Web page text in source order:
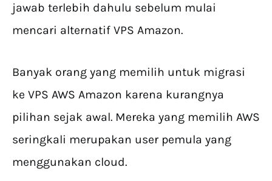
jawab terlebih dahulu sebelum mulai
mencari alternatif VPS Amazon.
Banyak orang yang memilih untuk migrasi
ke VPS AWS Amazon karena kurangnya
pilihan sejak awal. Mereka yang memilih AWS
seringkali merupakan user pemula yang
menggunakan cloud.